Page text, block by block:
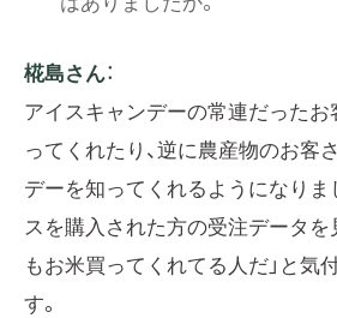
椛島さん：
アイスキャンデーの常連だった
ってくれたり、逆に農産物のお客
デーを知ってくれるようになりま
スを購入された方の受注データを
もお米買ってくれてる人だ」と気
す。